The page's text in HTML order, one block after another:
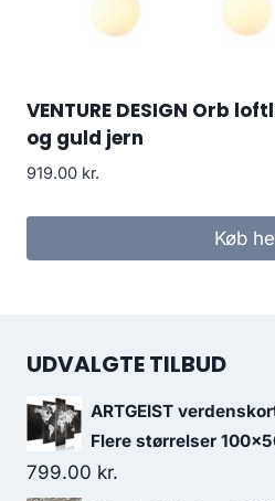
VENTURE DESIGN Orb
og guld jern
919.00 kr.
Køb
UDVALGTE TILBUD
ARTGEIST
Flere størrelser
799.00 kr.